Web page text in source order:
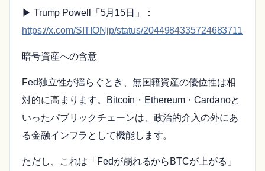
▶ Trump Powell「5月15日」：
https://x.com/SITIONjp/status/2044984335724683711
暗号資産への含意
Fed独立性が揺らぐとき、無国籍資産の優位性は相
対的に高まります。Bitcoin・Ethereum・Cardanoと
いったパブリックチェーンは、政治的介入の外にあ
る金融インフラとして機能します。
ただし、これは「Fedが崩れるからBTCが上がる」